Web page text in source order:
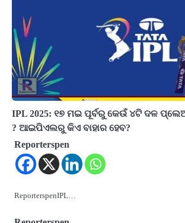
IPL 2025: ୧୭ ମଇ ପୂର୍ବରୁ କେଉଁ ୪ଟି ଦଳ
? ଆଇପିଏଲରୁ କିଏ ବାହାର ହେବ?
Reporterspen
ReporterspenIPL…